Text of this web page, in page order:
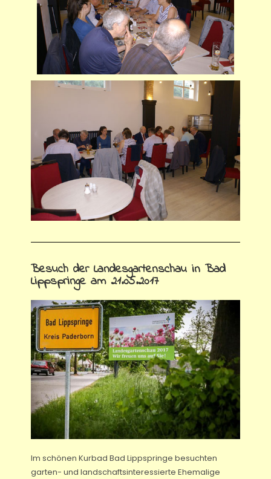
Besuch der Landesgartenschau in Bad
Lippspringe am 21.05.2017
Im schönen Kurbad Bad Lippspringe besuchten
garten- und landschaftsinteressierte Ehemalige